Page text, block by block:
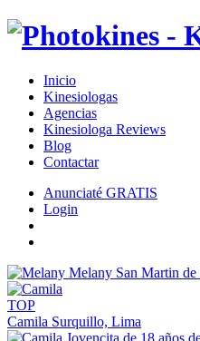
Inicio
Kinesiologas
Agencias
Kinesiologa Reviews
Blog
Contactar
Anunciaté GRATIS
Login
Melany San Martin
TOP
Camila Surquillo, Lima